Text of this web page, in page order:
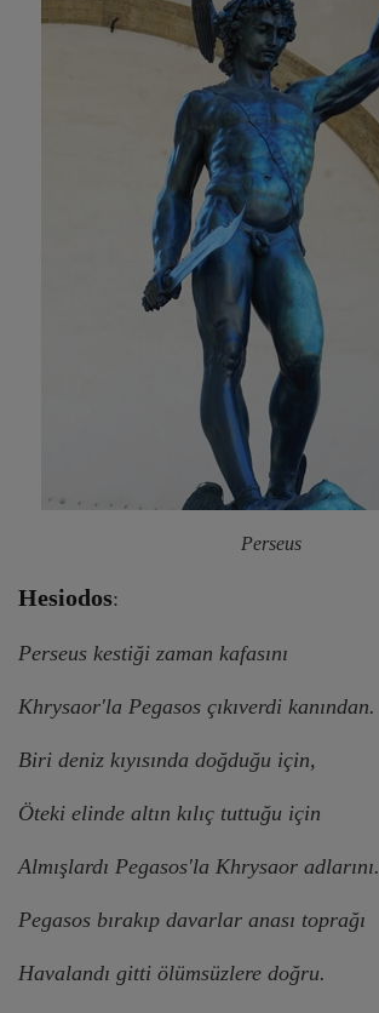
Perseus
Hesiodos:
Perseus kestiği zaman kafasını
Khrysaor'la Pegasos çıkıverdi kanından.
Biri deniz kıyısında doğduğu için,
Öteki elinde altın kılıç tuttuğu için
Almışlardı Pegasos'la Khrysaor adlarını.
Pegasos bırakıp davarlar anası toprağı
Havalandı gitti ölümsüzlere doğru.